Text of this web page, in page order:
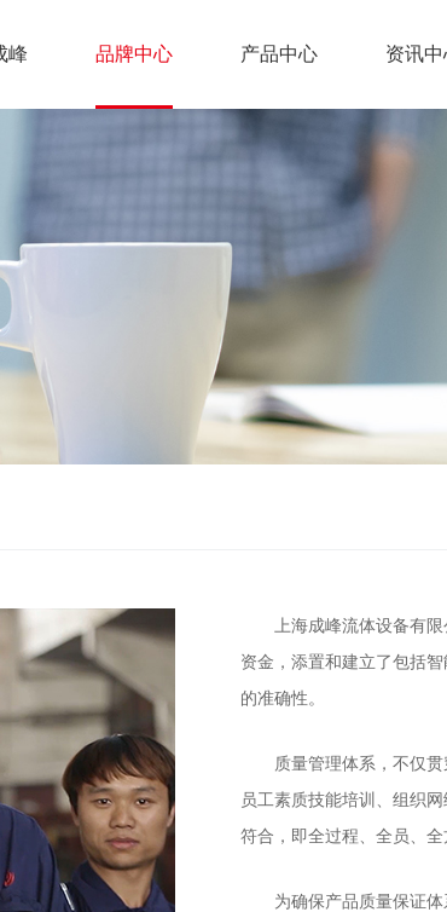
峰 品牌中心 产品中心 资讯
上海成峰流体设备有
资金，添置和建立了包括
的准确性。
质量管理体系，不仅
员工素质技能培训、组织
符合，即全过程、全员、全
为确保产品质量保证